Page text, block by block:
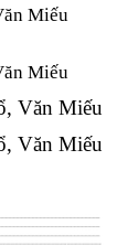
Miếu
Miếu​​​​
Văn Miếu​​​​
Văn Miếu​​​​